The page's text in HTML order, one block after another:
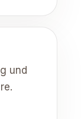
und